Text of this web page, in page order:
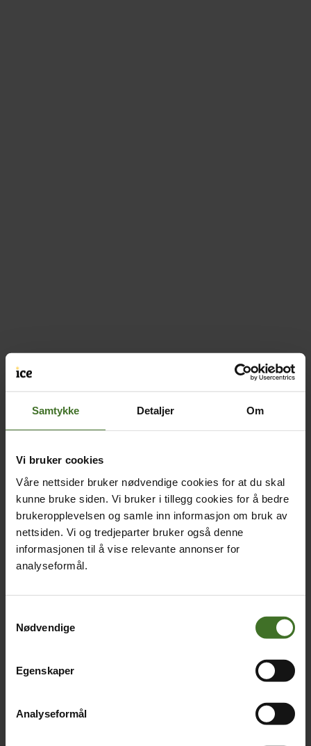
Samtykke Detaljer Om
Vi bruker cookies
Våre nettsider bruker nødvendige cookies for at du skal
kunne bruke siden. Vi bruker i tillegg cookies for å bedre
brukeropplevelsen og samle inn informasjon om bruk av
nettsiden. Vi og tredjeparter bruker også denne
informasjonen til å vise relevante annonser for
analyseformål.
Nødvendige
Egenskaper
Analyseformål